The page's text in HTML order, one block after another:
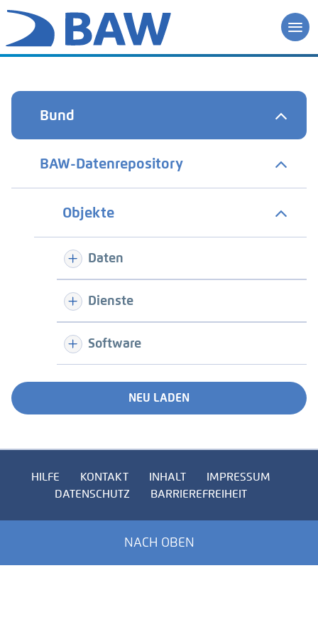
Bund
BAW-Datenrepository
Objekte
Daten
Dienste
Software
NEU LADEN
HILFE KONTAKT INHALT
IMPRESSUM
DATENSCHUTZ
BARRIEREFREIHEIT
NACH OBEN